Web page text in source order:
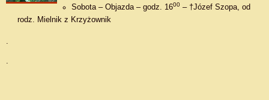
Sobota – Objazda – godz. 1600 – †Józef Szopa, od
rodz. Mielnik z Krzyżownik
.